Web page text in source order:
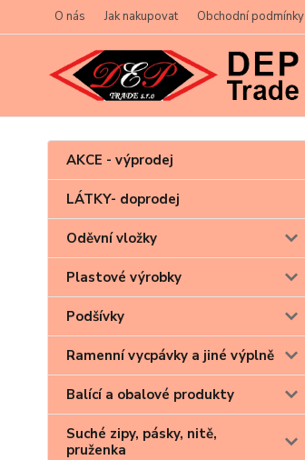
O nás Jak nakupovat Obchodní podmínky
AKCE - výprodej
LÁTKY- doprodej
Oděvní vložky
Plastové výrobky
Podšívky
Ramenní vycpávky a jiné výplně
Balící a obalové produkty
Suché zipy, pásky, nitě,
pruženka